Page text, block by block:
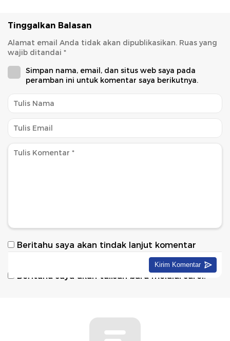
Tinggalkan Balasan
Alamat email Anda tidak akan dipublikasikan. Ruas yang
wajib ditandai *
Simpan nama, email, dan situs web saya pada
peramban ini untuk komentar saya berikutnya.
Beritahu saya akan tindak lanjut komentar
Beritahu saya akan tulisan baru melalui surel.